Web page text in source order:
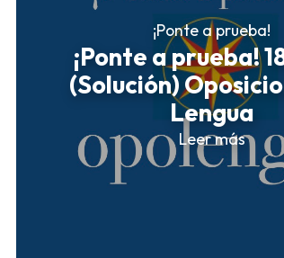
¡Ponte a prueba!
¡Ponte a prueba!
(Solución)
Lengua
Leer más